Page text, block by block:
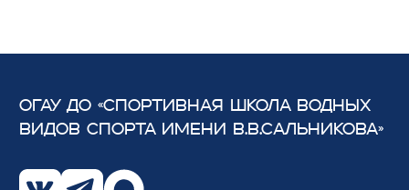
ОГАУ ДО «СПОРТИВНАЯ ШКОЛА ВОДНЫХ
ВИДОВ СПОРТА ИМЕНИ В.В.САЛЬНИКОВА»